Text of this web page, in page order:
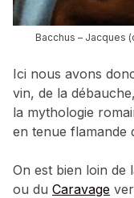
Bacchus – Jacques
Ici nous avons
vin, de la
la mythologie
en tenue flamande
On est bien loin de
ou du Caravage